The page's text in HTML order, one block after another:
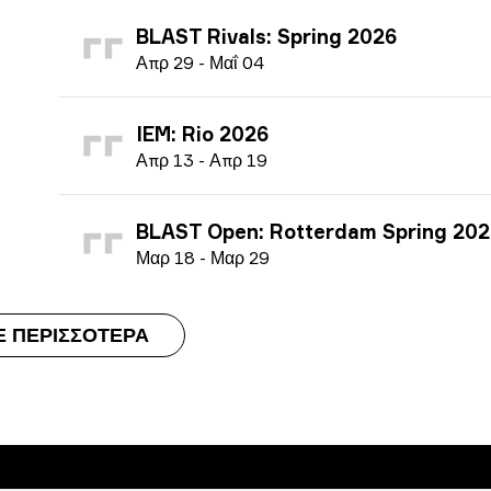
BLAST Rivals: Spring 2026
Απρ 29 - Μαΐ 04
IEM: Rio 2026
Απρ 13 - Απρ 19
BLAST Open: Rotterdam Spring
Μαρ 18 - Μαρ 29
ΠΕΡΙΣΣΌΤΕΡΑ